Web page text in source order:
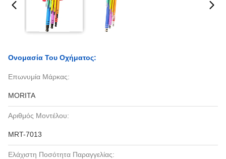
Ονομασία Του Οχήματος:
Επωνυμία Μάρκας:
MORITA
Αριθμός Μοντέλου:
MRT-7013
Ελάχιστη Ποσότητα Παραγγελίας: